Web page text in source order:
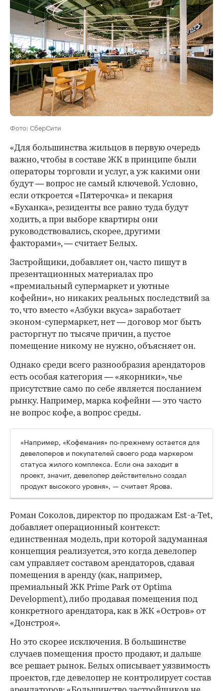
Фото: СберСити
«Для большинства жильцов в первую очередь
важно, чтобы в составе ЖК в принципе были
операторы торговли и услуг, а уж какими они
будут — вопрос не самый ключевой. Условно,
если откроется «Пятерочка» и пекарня
«Буханка», резиденты все равно туда будут
ходить, а при выборе квартиры они
руководствовались, скорее, другими
факторами», — считает Белых.
Застройщики, добавляет он, часто пишут в
презентационных материалах про
«премиальный супермаркет и уютные
кофейни», но никаких реальных последствий за
то, что вместо «Азбуки вкуса» заработает
эконом-супермаркет, нет — договор мог быть
расторгнут по тысяче причин, а пустое
помещение никому не нужно, объясняет он.
Однако среди всего разнообразия арендаторов
есть особая категория — «якорники», чье
присутствие само по себе является посланием
рынку. Например, марка кофейни — это часто
не вопрос кофе, а вопрос среды.
«Например, «Кофемания» по-прежнему остается для
девелоперов и покупателей своего рода маркером
статуса жилого комплекса. Если она заходит в
проект, значит, девелопер действительно создал
продукт высокого уровня», — считает Ярова.
Роман Соколов, директор по продажам Est-a-Tet,
добавляет операционный контекст:
единственная модель, при которой задуманная
концепция реализуется, это когда девелопер
сам управляет составом арендаторов, сдавая
помещения в аренду (как, например,
премиальный ЖК Prime Park от Optima
Development), либо продавая помещения под
конкретного арендатора, как в ЖК «Остров» от
«Донстроя».
Но это скорее исключения. В большинстве
случаев помещения просто продают, и дальше
все решает рынок. Белых описывает уязвимость
проектов, где девелопер не контролирует состав